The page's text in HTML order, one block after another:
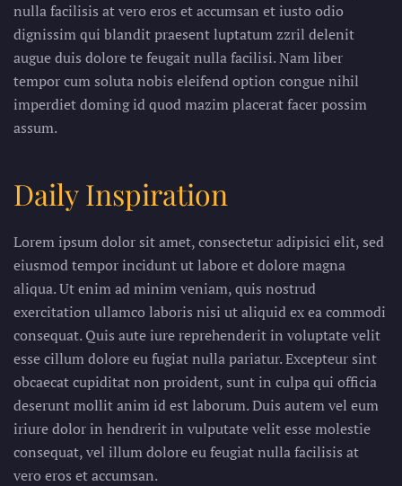
nulla facilisis at vero eros et accumsan et iusto odio
dignissim qui blandit praesent luptatum zzril delenit
augue duis dolore te feugait nulla facilisi. Nam liber
tempor cum soluta nobis eleifend option congue nihil
imperdiet doming id quod mazim placerat facer possim
assum.
Daily Inspiration
Lorem ipsum dolor sit amet, consectetur adipisici elit, sed
eiusmod tempor incidunt ut labore et dolore magna
aliqua. Ut enim ad minim veniam, quis nostrud
exercitation ullamco laboris nisi ut aliquid ex ea commodi
consequat. Quis aute iure reprehenderit in voluptate velit
esse cillum dolore eu fugiat nulla pariatur. Excepteur sint
obcaecat cupiditat non proident, sunt in culpa qui officia
deserunt mollit anim id est laborum. Duis autem vel eum
iriure dolor in hendrerit in vulputate velit esse molestie
consequat, vel illum dolore eu feugiat nulla facilisis at
vero eros et accumsan.